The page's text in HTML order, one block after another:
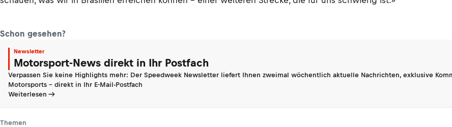
Schon gesehen?
Newsletter
Motorsport-News direkt in Ihr Postfach
Verpassen Sie keine Highlights mehr: Der Speedweek Newsletter liefert Ihnen zweimal wöchentlich aktuelle Nachrichten, exklusive
Motorsports - direkt in Ihr E-Mail-Postfach
Weiterlesen
Themen